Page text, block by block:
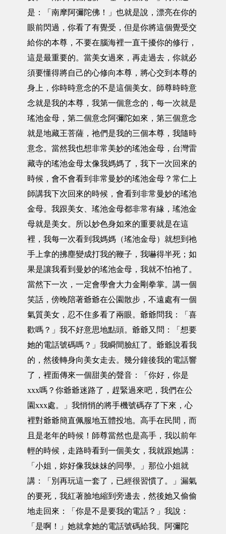
是：「南摩阿彌陀佛！」也就是說，漂亮在你的
眼前閃過，你看了有覺受，但是你將這個覺受交
給你的本尊，不要在腦海裡一直干擾你的修行，
這是最重要的。當美女過來，再走過去，你就必
須要懂得將自己的心修向本尊，將心交到本尊的
身上，你時時意念的不是這個美女。師尊時時意
念就是我的本尊，我第一個意念的，每一次就是
瑤池金母，第二個意念阿彌陀如來，第三個意念
就是地藏王菩薩，祂們是我的三個本尊，我隨時
意念。當然我也想非常美妙的瑤池金母，台灣雷
藏寺的瑤池金母太像我媽媽了，我下一次回來的
時候，會不會看到非常曼妙的瑤池金母？常仁上
師講我下次回來的時候，會看到非常曼妙的瑤池
金母。我跟美女、瑤池金母都非常有緣，瑤池金
母就是美女。所以妙色身如來的重要就是在這
裡，我每一次看到我媽媽（瑤池金母）就想到祂
手上拿的拂塵變成打我的鞭子，我嚇得半死；如
果是讓我看到曼妙的瑤池金母，我就不怕祂了。
當然下一次，一定會學會大力金剛拳掌。講一個
笑話，傍晚陪著爺爺在公園散步，不遠處有一個
氣質美女，忍不住多看了兩眼。爺爺問我：「喜
歡嗎？」我不好意思地點頭。爺爺又問：「想要
她的電話號碼嗎？」我瞬間臉紅了。爺爺說看我
的，然後轉身向美女走去。幾分鐘後我的電話響
了，裡面傳來一個甜美的聲音：「你好，你是
xxx嗎？你爺爺迷路了，趕緊過來吧，我們在公
園xxx處。」我悄悄的將手機號碼存了下來，心
裡對爺爺簡直佩服地五體投地。高手在民間，而
且是老年的時候！師尊當然也是高手，我以前年
輕的時候，走路時看到一個美女，我就跟她講：
「小姐，妳好像我妹妹的同學。」那位小姐就
講：「別再玩這一套了，已經很習慣了。」漏氣
的要死，我紅著臉地縮到旁邊去，然後她又偷偷
地走回來：「你是不是要我的電話？」我說：
「是啊！」她就拿她的電話號碼給我。阿彌陀